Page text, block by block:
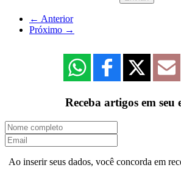
← Anterior
Próximo →
Receba artigos em seu
Ao inserir seus dados, você concorda em